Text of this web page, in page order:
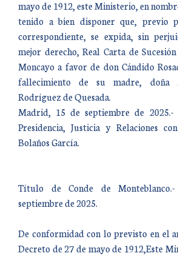
mayo de 1912, este Ministerio, en
tenido a bien disponer que, previo
correspondiente, se expida, sin
mejor derecho, Real Carta de
Moncayo a favor de don Cándido
fallecimiento de su madre, doña
Rodríguez de Quesada.
Madrid, 15 de septiembre de
Presidencia, Justicia y Relaciones
Bolaños García.
Título de Conde de
septiembre de 2025.
De conformidad con lo previsto en el
Decreto de 27 de mayo de 1912,Este